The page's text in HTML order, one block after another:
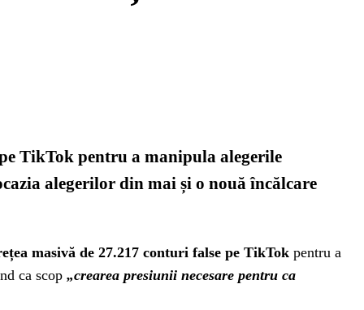
TikTok pentru a manipula alegerile
alegerilor din mai și o nouă încălcare
masivă de 27.217 conturi false pe TikTok pentru a
ca scop „crearea presiunii necesare pentru ca